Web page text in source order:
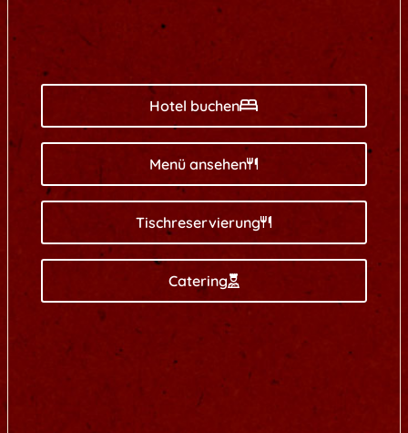
Hotel buchen
Menü ansehen
Tischreservierung
Catering